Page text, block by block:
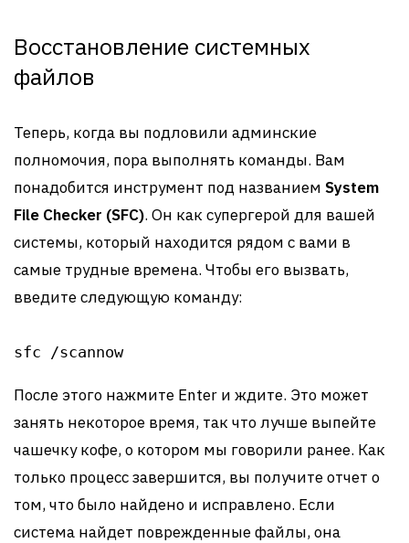
Восстановление системных
файлов
Теперь, когда вы подловили админские
полномочия, пора выполнять команды. Вам
понадобится инструмент под названием System
File Checker (SFC). Он как супергерой для вашей
системы, который находится рядом с вами в
самые трудные времена. Чтобы его вызвать,
введите следующую команду:
sfc /scannow
После этого нажмите Enter и ждите. Это может
занять некоторое время, так что лучше выпейте
чашечку кофе, о котором мы говорили ранее. Как
только процесс завершится, вы получите отчет о
том, что было найдено и исправлено. Если
система найдет поврежденные файлы, она